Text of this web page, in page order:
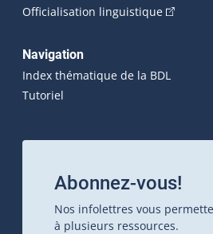
Officialisation linguistique(Cet
Navigation
Index thématique de la BDL
Tutoriel
Abonnez-vous!
Nos infolettres vous
à plusieurs ressources.